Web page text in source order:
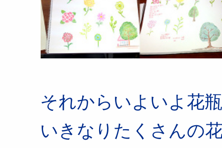
それからいよいよ花
いきなりたくさんの